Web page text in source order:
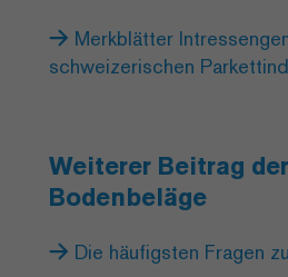
Merkblätter
schweizerischen
Weiterer Beitrag
Bodenbeläge
Die häufigsten Fragen